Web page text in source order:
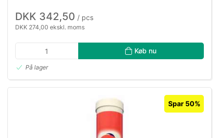
DKK 342,50 / pcs
DKK 274,00 ekskl. moms
Køb nu
På lager
Spar 50%